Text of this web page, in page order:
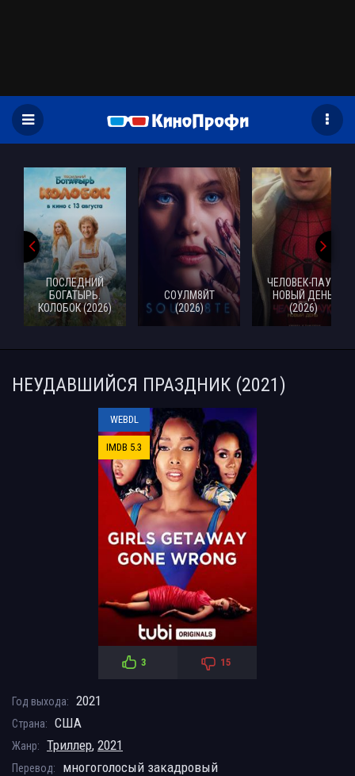
ПОСЛЕДНИЙ
БОГАТЫРЬ.
КОЛОБОК (2026)
СОУЛМ8ЙТ
(2026)
ЧЕЛОВЕК-ПАУК:
НОВЫЙ ДЕНЬ
(2026)
НЕУДАВШИЙСЯ ПРАЗДНИК (2021)
WEBDL
IMDB 5.3
3 15
Год выхода: 2021
Страна: США
Жанр: Триллер, 2021
Перевод: многоголосый закадровый